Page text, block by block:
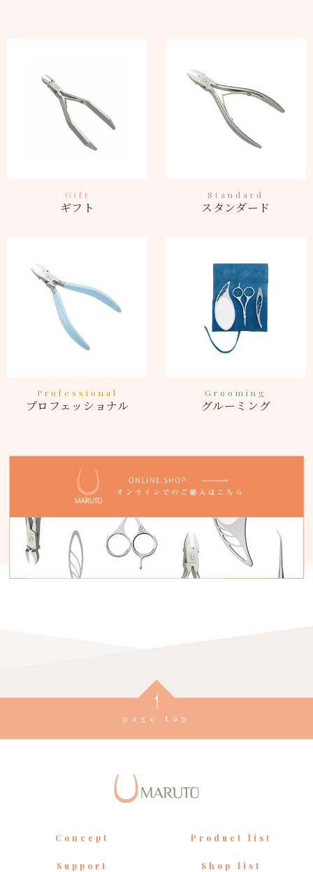
Gift
ギフト
Standard
スタンダード
Professional
プロフェッショナル
Grooming
グルーミング
page top
Concept Product list
Support Shop list